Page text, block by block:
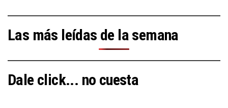
Las más leídas de la semana
Dale click... no cuesta